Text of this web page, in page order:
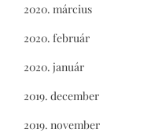
2020. március
2020. február
2020. január
2019. december
2019. november